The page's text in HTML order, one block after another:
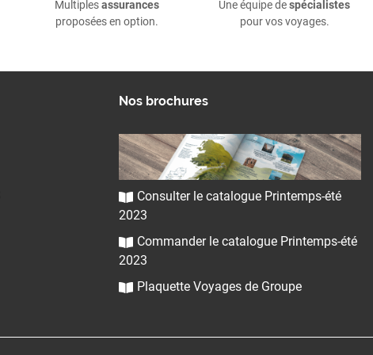
Multiplesassurances
proposées en option.
Une équipe despécialistes
pour vos voyages.
Nos brochures
Consulter le catalogue Printemps-été
2023
Commander le catalogue Printemps-été
2023
Plaquette Voyages de Groupe